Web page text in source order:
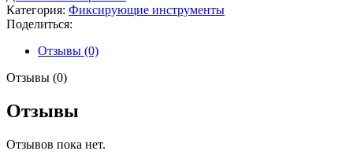
автоматич.300мм,F-
образн.Практик
Профи79924
Категория: Фиксирующие инструменты
Поделиться:
Отзывы (0)
Отзывы (0)
Отзывы
Отзывов пока нет.